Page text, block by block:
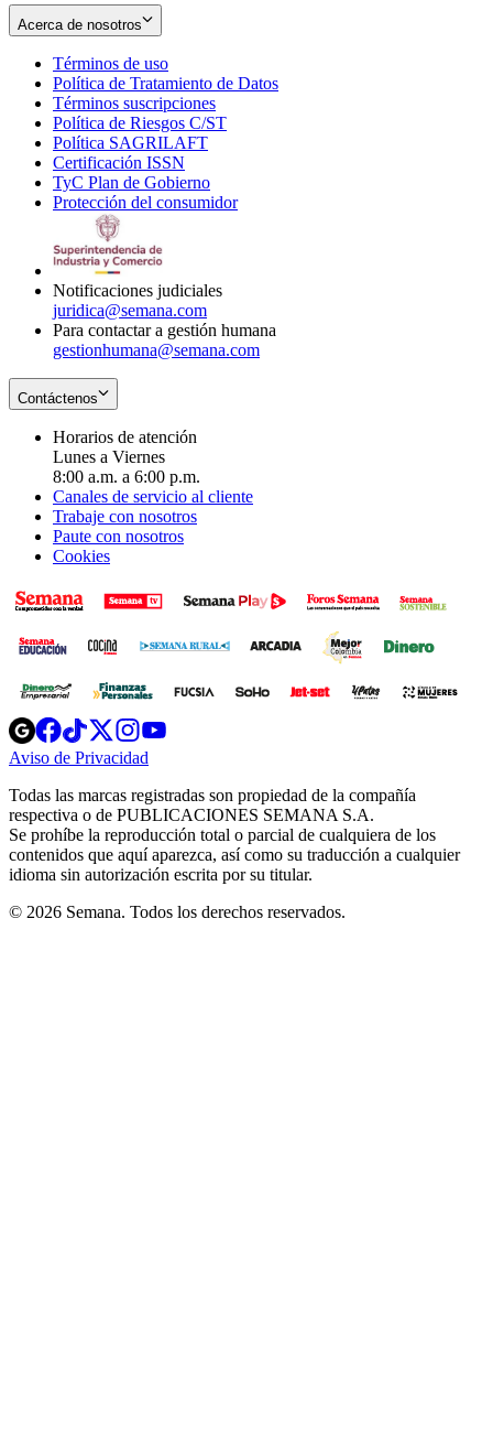
Acerca de nosotros
Términos de uso
in
new
window
Política de Tratamiento de Datos
Términos suscripciones
in
Política de Riesgos C/ST
Política SAGRILAFT
new
window
Certificación ISSN
in
new
TyC Plan de Gobierno
in
Protección del consumidorOpens
Notificaciones judiciales
juridica@semana.com
Para contactar a gestión humana
gestionhumana@semana.com
Contáctenos
Horarios de atención
Lunes a Viernes
8:00 a.m. a 6:00 p.m.
Canales de servicio al cliente
Trabaje con nosotros
Paute con nosotros
Cookies
Opens
in
new
Opens
in
new
Opens
in
new
window
Opens
new
windowwindow
Aviso de Privacidad
new
window
Todas las marcas registradas son propiedad de la compañía
respectiva o de PUBLICACIONES SEMANA S.A.
Se prohíbe la reproducción total o parcial de cualquiera de los
contenidos que aquí aparezca, así como su traducción a cualquier
idioma sin autorización escrita por su titular.
© 2026 Semana. Todos los derechos reservados.